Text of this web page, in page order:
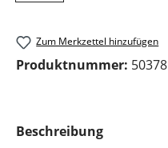
Zum Merkzettel hinzufügen
Produktnummer: 50378
Beschreibung